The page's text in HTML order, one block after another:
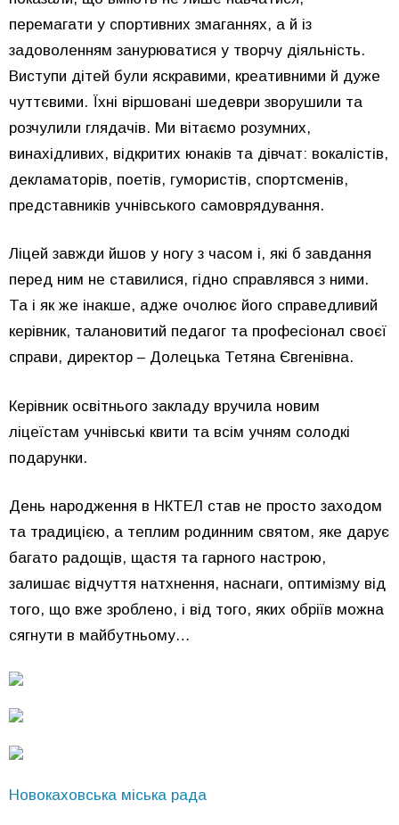
перемагати у спортивних змаганнях, а й із
задоволенням занурюватися у творчу діяльність.
Виступи дітей були яскравими, креативними й дуже
чуттєвими. Їхні віршовані шедеври зворушили та
розчулили глядачів. Ми вітаємо розумних,
винахідливих, відкритих юнаків та дівчат: вокалістів,
декламаторів, поетів, гумористів, спортсменів,
представників учнівського самоврядування.
Ліцей завжди йшов у ногу з часом і, які б завдання
перед ним не ставилися, гідно справлявся з ними.
Та і як же інакше, адже очолює його справедливий
керівник, талановитий педагог та професіонал своєї
справи, директор – Долецька Тетяна Євгенівна.
Керівник освітнього закладу вручила новим
ліцеїстам учнівські квити та всім учням солодкі
подарунки.
День народження в НКТЕЛ став не просто заходом
та традицією, а теплим родинним святом, яке дарує
багато радощів, щастя та гарного настрою,
залишає відчуття натхнення, наснаги, оптимізму від
того, що вже зроблено, і від того, яких обріїв можна
сягнути в майбутньому…
Новокаховська міська рада